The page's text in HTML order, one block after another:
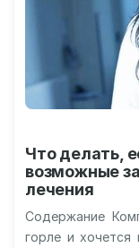
Что делать,
возможные
лечения
Содержание
горле и хочется